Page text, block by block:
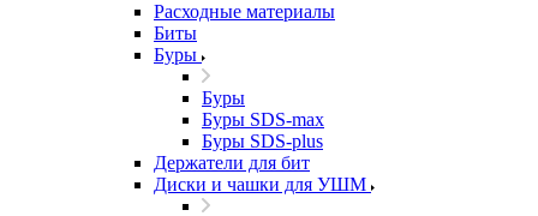
Расходные материалы
Биты
Буры
Буры
Буры SDS-max
Буры SDS-plus
Держатели для бит
Диски и чашки для УШМ